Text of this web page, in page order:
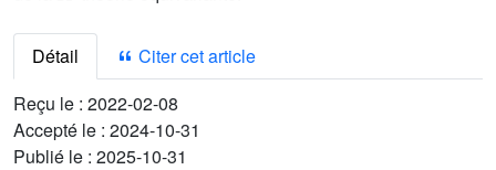
Détail
Citer cet article
Reçu le : 2022-02-08
Accepté le : 2024-10-31
Publié le : 2025-10-31